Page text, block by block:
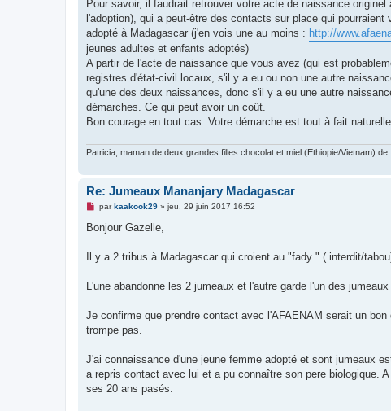
n
o
l
u
Pour savoir, il faudrait retrouver votre acte de naissance
l'adoption), qui a peut-être des contacts sur place qui
adopté à Madagascar (j'en vois une au moins : http://
jeunes adultes et enfants adoptés)
A partir de l'acte de naissance que vous avez (qui est
registres d'état-civil locaux, s'il y a eu ou non une autre
qu'une des deux naissances, donc s'il y a eu une autre
démarches. Ce qui peut avoir un coût.
Bon courage en tout cas. Votre démarche est tout à fait
Patricia, maman de deux grandes filles chocolat et miel (Ethiopie/Vietnam)
Re: Jumeaux Mananjary Madagascar
M
s
g
e
o
u
parkaakook29» jeu. 29 juin 2017 16:52
Bonjour Gazelle,
Il y a 2 tribus à Madagascar qui croient au "fady " ( interdit/
L'une abandonne les 2 jumeaux et l'autre garde l'un des
Je confirme que prendre contact avec l'AFAENAM serait un
trompe pas.
J'ai connaissance d'une jeune femme adopté et sont jumeaux
a repris contact avec lui et a pu connaître son pere biologique.
ses 20 ans pasés.